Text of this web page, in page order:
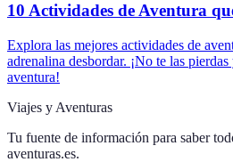
10 Actividades de Aventura
Explora las mejores actividades de
adrenalina desbordar. ¡No te las
aventura!
Viajes y Aventuras
Tu fuente de información para saber
aventuras.es.